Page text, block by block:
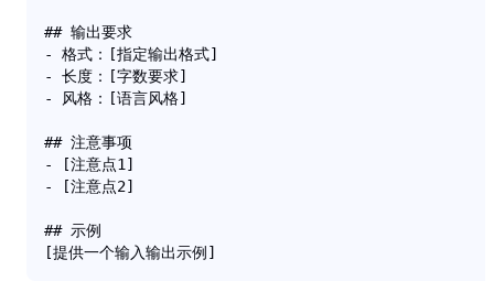
## 输出要求
- 格式：[指定输出格式]
- 长度：[字数要求]
- 风格：[语言风格]
## 注意事项
- [注意点1]
- [注意点2]
## 示例
[提供一个输入输出示例]